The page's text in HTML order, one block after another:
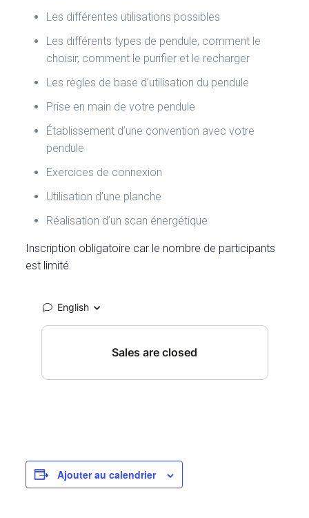
Les différentes utilisations possibles
Les différents types de pendule, comment le
choisir, comment le purifier et le recharger
Les règles de base d’utilisation du pendule
Prise en main de votre pendule
Établissement d’une convention avec votre
pendule
Exercices de connexion
Utilisation d’une planche
Réalisation d’un scan énergétique
Inscription obligatoire car le nombre de participants
est limité.
Ajouter au calendrier